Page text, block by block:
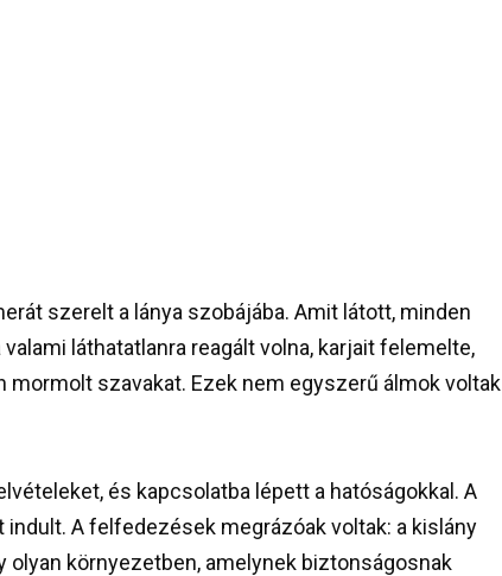
szerelt a lánya szobájába. Amit látott, minden
láthatatlanra reagált volna, karjait felemelte,
szavakat. Ezek nem egyszerű álmok voltak
és kapcsolatba lépett a hatóságokkal. A
A felfedezések megrázóak voltak: a kislány
környezetben, amelynek biztonságosnak